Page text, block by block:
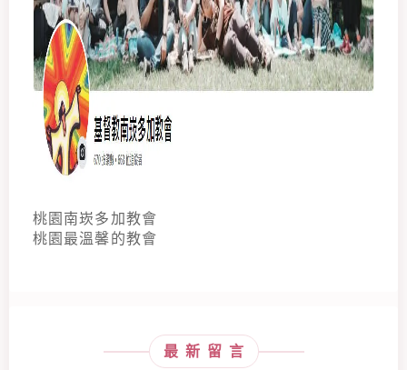
桃園南崁多加教會
桃園最溫馨的教會
最新留言